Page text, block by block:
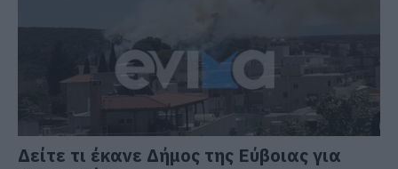
Δείτε τι έκανε Δήμος της Εύβοιας για